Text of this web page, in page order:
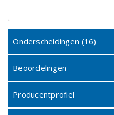
Onderscheidingen (16)
Beoordelingen
Producentprofiel